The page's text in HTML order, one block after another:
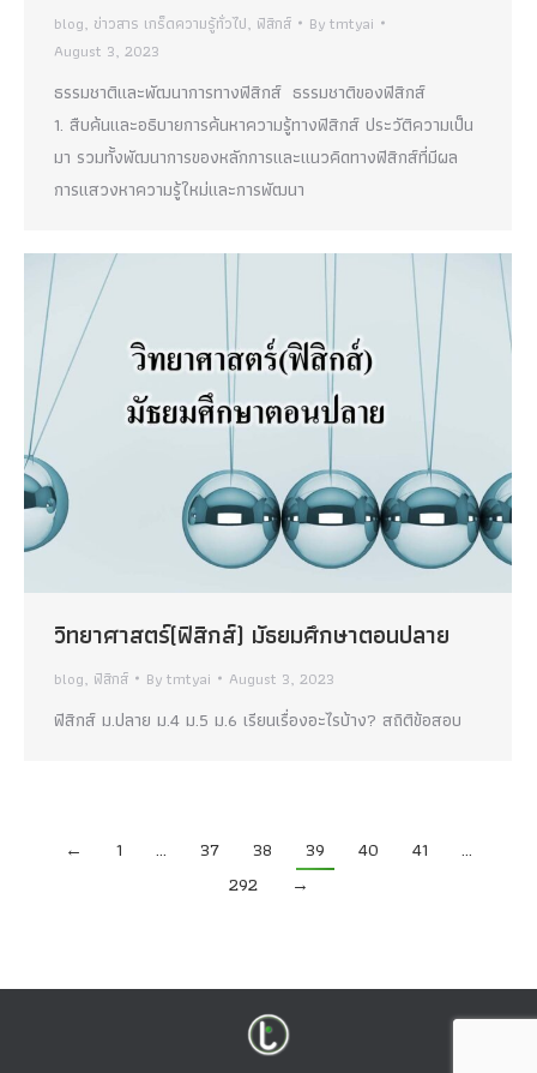
blog, ข่าวสาร เกร็ดความรู้ทั่วไป, ฟิสิกส์ Bytmtyai
August 3, 2023
ธรรมชาติและพัฒนาการทางฟิสิกส์ ธรรมชาติของฟิสิกส์
1. สืบค้นและอธิบายการค้นหาความรู้ทางฟิสิกส์ ประวัติความเป็น
มา รวมทั้งพัฒนาการของหลักการและแนวคิดทางฟิสิกส์ที่มีผล
การแสวงหาความรู้ใหม่และการพัฒนา
วิทยาศาสตร์(ฟิสิกส์) มัธยมศึกษาตอนปลาย
blog, ฟิสิกส์ Bytmtyai August 3, 2023
ฟิสิกส์ ม.ปลาย ม.4 ม.5 ม.6 เรียนเรื่องอะไรบ้าง? สถิติข้อสอบ
← 1 … 37 38 39 40 41
…
292
→